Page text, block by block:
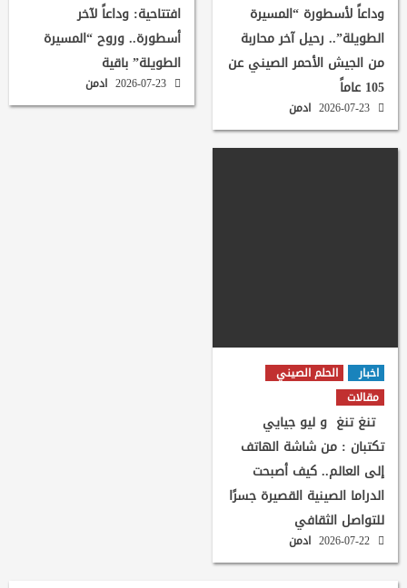
وداعاً لأسطورة “المسيرة
الطويلة”.. رحيل آخر محاربة
من الجيش الأحمر الصيني عن
105 عاماً
ادمن
افتتاحية: وداعاً لآخر
أسطورة.. وروح “المسيرة
الطويلة” باقية
ادمن
اخبار
الحلم الصيني
مقالات
تنغ تنغ و ليو جيايي
تكتبان : من شاشة الهاتف
إلى العالم.. كيف أصبحت
الدراما الصينية القصيرة جسرًا
للتواصل الثقافي
ادمن